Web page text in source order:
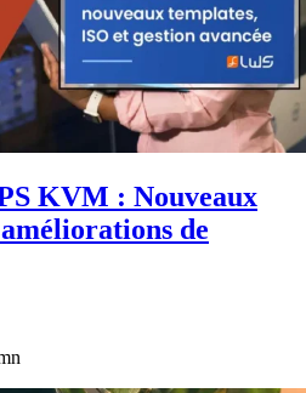
KVM : Nouveaux
de